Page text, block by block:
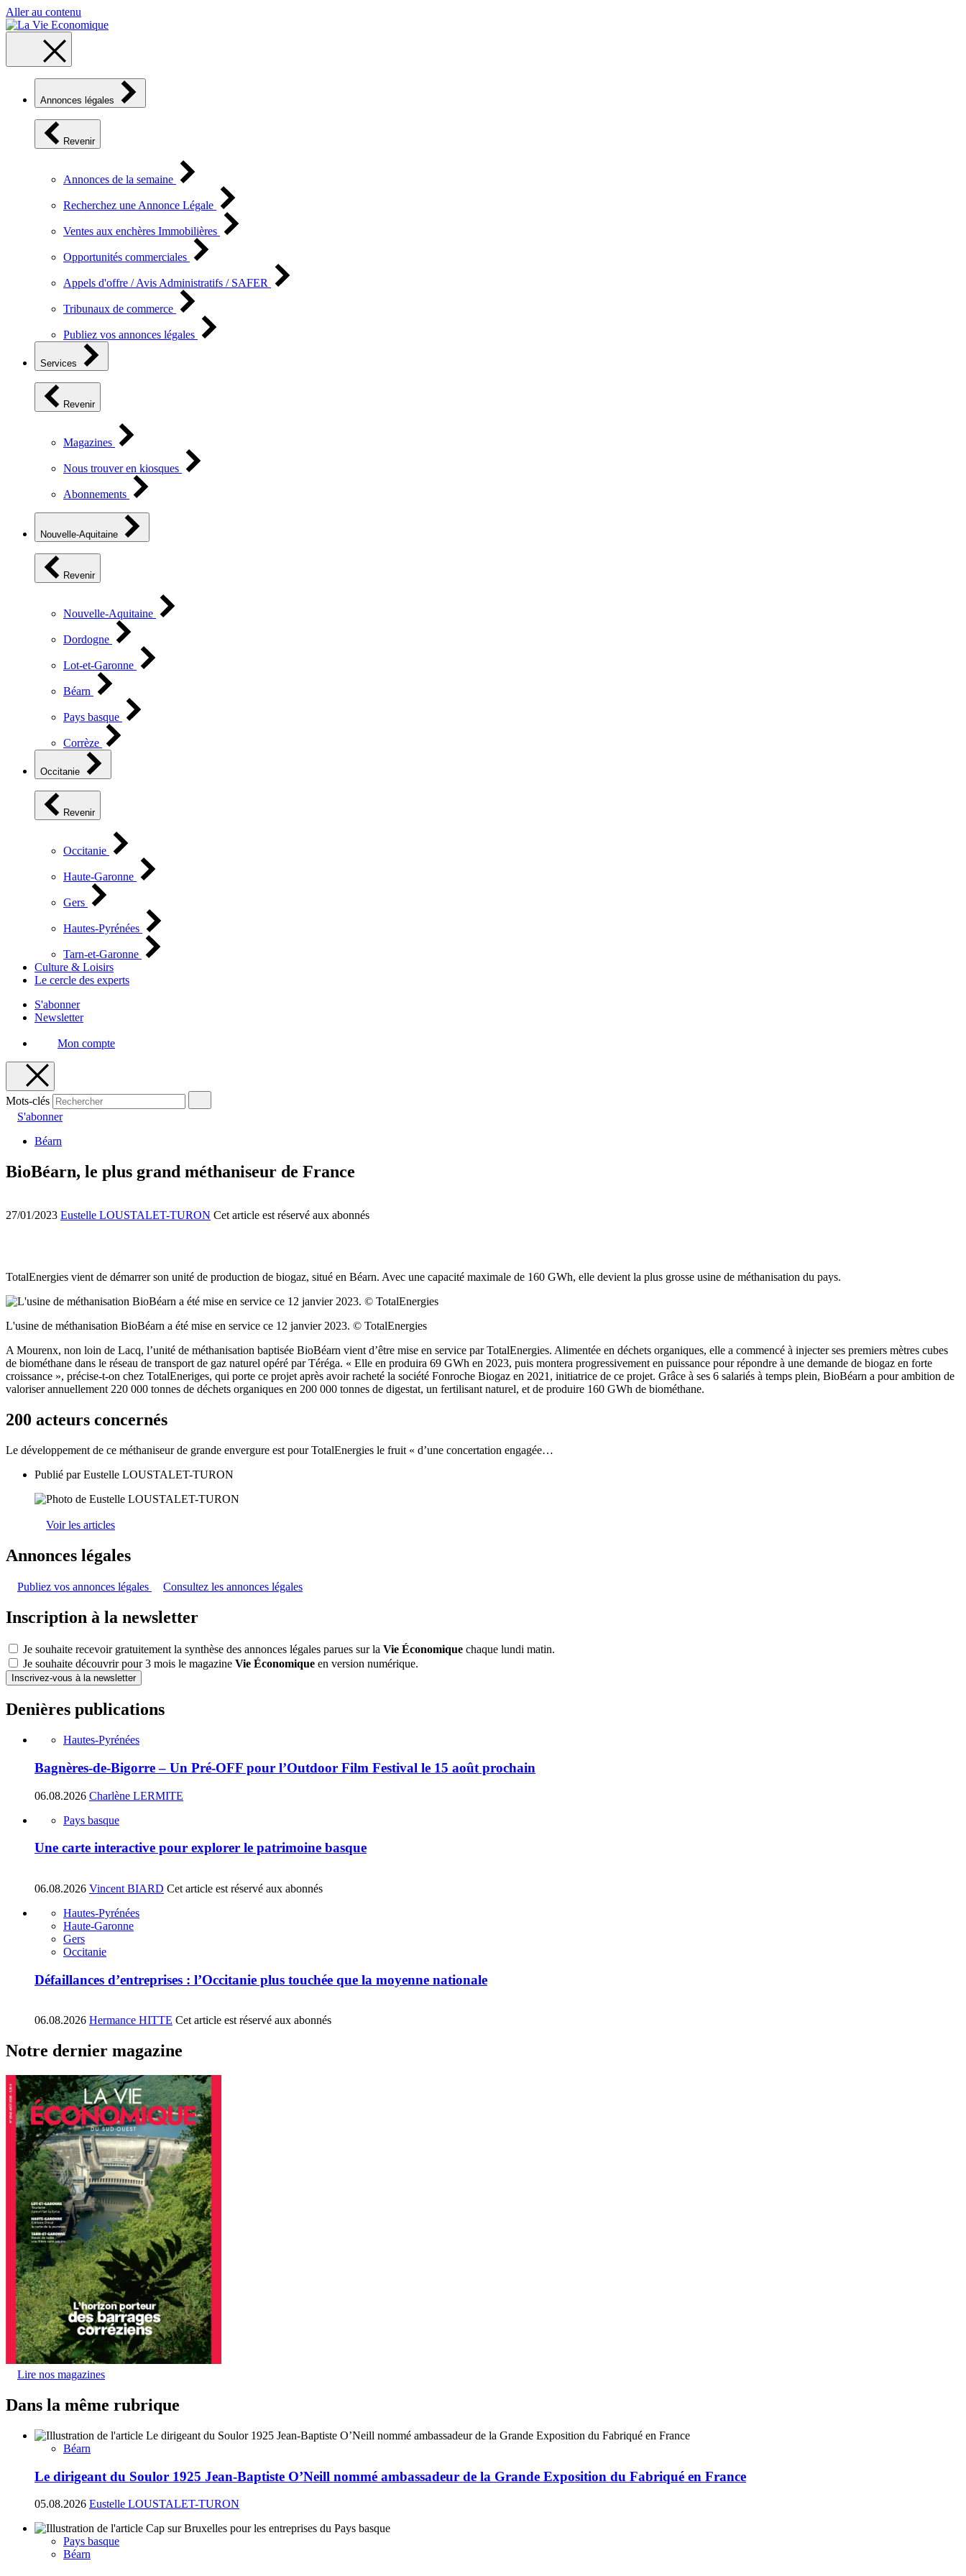
Aller au contenu
Annonces légales
Revenir
Annonces de la semaine
Recherchez une Annonce Légale
Ventes aux enchères Immobilières
Opportunités commerciales
Appels d'offre / Avis Administratifs / SAFER
Tribunaux de commerce
Publiez vos annonces légales
Services
Revenir
Magazines
Nous trouver en kiosques
Abonnements
Nouvelle-Aquitaine
Revenir
Nouvelle-Aquitaine
Dordogne
Lot-et-Garonne
Béarn
Pays basque
Corrèze
Occitanie
Revenir
Occitanie
Haute-Garonne
Gers
Hautes-Pyrénées
Tarn-et-Garonne
Culture & Loisirs
Le cercle des experts
S'abonner
Newsletter
Mon compte
Mots-clés
S'abonner
Béarn
BioBéarn, le plus grand méthaniseur de France
27/01/2023 Eustelle LOUSTALET-TURON Cet article est réservé aux abonnés
TotalEnergies vient de démarrer son unité de production de biogaz, situé en Béarn. Avec une capacité maximale de 160 GWh, elle devient la plus grosse usine de méthanisation du pays.
L'usine de méthanisation BioBéarn a été mise en service ce 12 janvier 2023. © TotalEnergies
A Mourenx, non loin de Lacq, l’unité de méthanisation baptisée BioBéarn vient d’être mise en service par TotalEnergies. Alimentée en déchets organiques, elle a commencé à injecter ses premiers mètres cubes
de biométhane dans le réseau de transport de gaz naturel opéré par Téréga. « Elle en produira 69 GWh en 2023, puis montera progressivement en puissance pour répondre à une demande de biogaz en forte
croissance », précise-t-on chez TotalEneriges, qui porte ce projet après avoir racheté la société Fonroche Biogaz en 2021, initiatrice de ce projet. Grâce à ses 6 salariés à temps plein, BioBéarn a pour ambition de
valoriser annuellement 220 000 tonnes de déchets organiques en 200 000 tonnes de digestat, un fertilisant naturel, et de produire 160 GWh de biométhane.
200 acteurs concernés
Le développement de ce méthaniseur de grande envergure est pour TotalEnergies le fruit « d’une concertation engagée…
Publié parEustelle LOUSTALET-TURON
Voir les articles
Annonces légales
Publiez vos annonces légales Consultez les annonces légales
Inscription à la newsletter
Je souhaite recevoir gratuitement la synthèse des annonces légales parues sur la Vie Économique chaque lundi matin.
Je souhaite découvrir pour 3 mois le magazine Vie Économique en version numérique.
Inscrivez-vous à la newsletter
Denières publications
Hautes-Pyrénées
Bagnères-de-Bigorre – Un Pré-OFF pour l’Outdoor Film Festival le 15 août prochain
06.08.2026 Charlène LERMITE
Pays basque
Une carte interactive pour explorer le patrimoine basque
06.08.2026 Vincent BIARD Cet article est réservé aux abonnés
Hautes-Pyrénées
Haute-Garonne
Gers
Occitanie
Défaillances d’entreprises : l’Occitanie plus touchée que la moyenne nationale
06.08.2026 Hermance HITTE Cet article est réservé aux abonnés
Notre dernier magazine
Lire nos magazines
Dans la même rubrique
Béarn
Le dirigeant du Soulor 1925 Jean-Baptiste O’Neill nommé ambassadeur de la Grande Exposition du Fabriqué en France
05.08.2026 Eustelle LOUSTALET-TURON
Pays basque
Béarn